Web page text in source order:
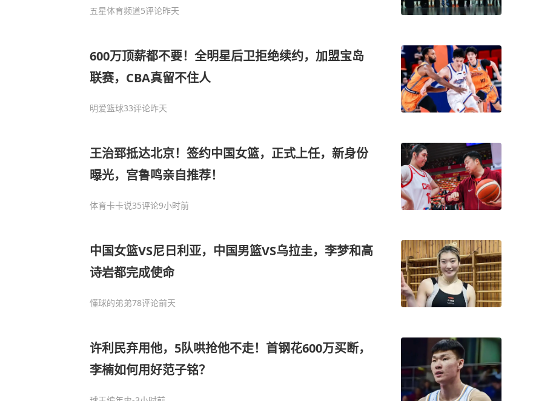
五星体育频道5评论昨天
600万顶薪都不要！全明星后卫拒绝续约，加盟宝岛
联赛，CBA真留不住人
明爱篮球33评论昨天
王治郅抵达北京！签约中国女篮，正式上任，新身份
曝光，宫鲁鸣亲自推荐！
体育卡卡说35评论9小时前
中国女篮VS尼日利亚，中国男篮VS乌拉圭，李梦和高
诗岩都完成使命
懂球的弟弟78评论前天
许利民弃用他，5队哄抢他不走！首钢花600万买断，
李楠如何用好范子铭？